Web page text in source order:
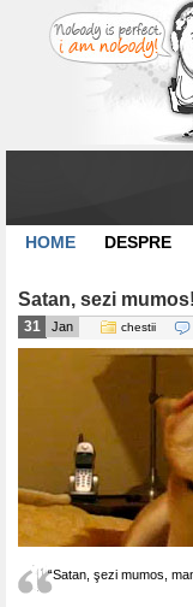
HOME DESPRE
Satan, sezi
31 Jan chestii
“Satan, şezi mumos,